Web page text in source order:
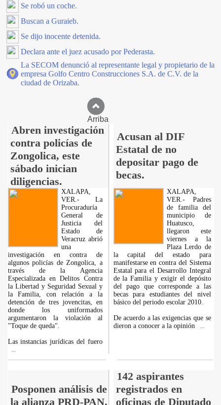
Se robó un coche.
Buscan a Guraieb.
Se dijo inocente detenida.
Declara ante el juez acusado por Pederasta.
La SECOM denunció al representante legal y propietario de la
empresa Golfo Centro Construcciones S.A. de C.V. de la
ciudad de Orizaba.
Arriba
Abren investigación
contra policías de
Zongolica, este
sábado inician
diligencias.
Acusan al DIF
Estatal de no
depositar pago de
becas.
XALAPA,
VER.- La
Procuraduría
General de
Justicia del
Estado de
Veracruz abrió
una
investigación en contra de
algunos policías de Zongolica, a
través de la Agencia
Especializada en Delitos Contra
la Libertad y Seguridad Sexual y
la Familia, con relación a la
detención de tres jovencitas, en
donde los uniformados
argumentaron la violación al
"Toque de queda".
Las instancias jurídicas del fuero
XALAPA,
VER.- Padres
de familia del
municipio de
Huatusco,
llegaron este
viernes a la
Plaza Lerdo de
la capital del estado para
manifestarse en contra del Sistema
Estatal para el Desarrollo Integral
de la Familia y exigir el depósito
del pago que corresponde a las
becas para estudiantes del nivel
básico del periodo escolar 2010.
De acuerdo a las exigencias que se
dieron a conocer a la opinión
Posponen análisis de
la alianza PRD-PAN.
142 aspirantes
registrados en
oficinas de Diputado